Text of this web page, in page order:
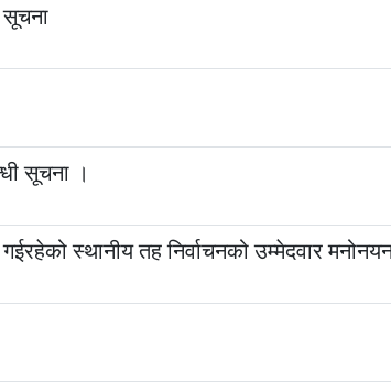
सूचना ।
स्थानीय तह निर्वाचनको उम्मेदवार मनोनयन